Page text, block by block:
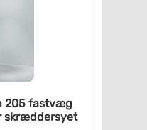
205 fastvæg
skræddersyet